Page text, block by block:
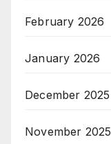
February 2026
January 2026
December 2025
November 2025